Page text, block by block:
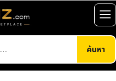
ค้นหา
เปิ
เม